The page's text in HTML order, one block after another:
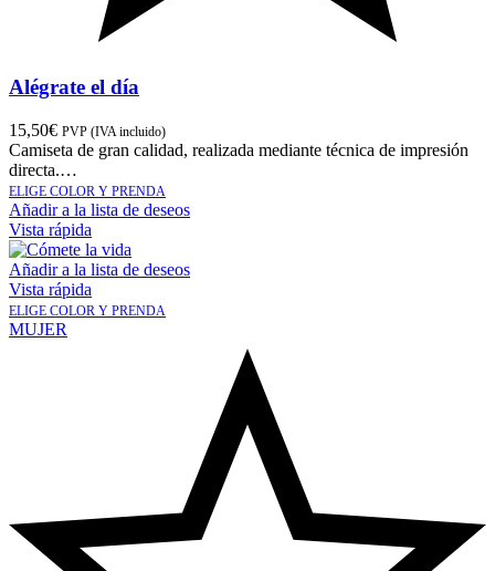
Alégrate el día
15,50€ PVP (IVA incluido)
Camiseta de gran calidad, realizada mediante técnica de impresión
directa.…
ELIGE COLOR Y PRENDA
Añadir a la lista de deseos
Vista rápida
Añadir a la lista de deseos
Vista rápida
ELIGE COLOR Y PRENDA
MUJER